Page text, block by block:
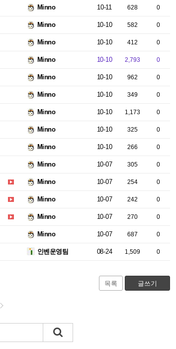
Minno 10-11 628 0
Minno 10-10 582 0
Minno 10-10 412 0
Minno 10-10 2,793 0
Minno 10-10 962 0
Minno 10-10 349 0
Minno 10-10 1,173 0
Minno 10-10 325 0
Minno 10-10 266 0
Minno 10-07 305 0
Minno 10-07 254 0
Minno 10-07 242 0
Minno 10-07 270 0
Minno 10-07 687 0
인벤운영팀 08-24 1,509 0
목록 글쓰기